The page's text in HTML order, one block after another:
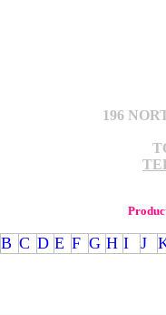
196
B C D E F G H I J